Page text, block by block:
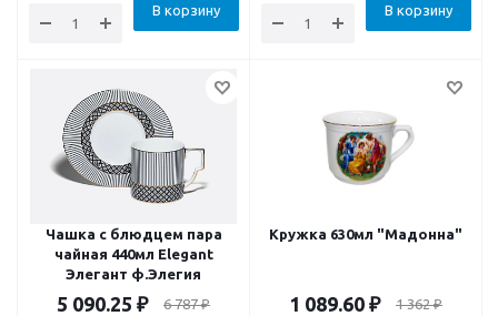
В корзину В корзину
Чашка с блюдцем пара
чайная 440мл Elegant
Элегант ф.Элегия
5 090.25 ₽ 6 787₽
Кружка 630мл "Мадонна"
1 089.60 ₽ 1 362₽